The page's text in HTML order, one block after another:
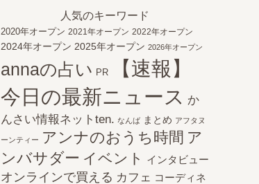
人気のキーワード
2020年オープン 2021年オープン 2022年オープン
2024年オープン 2025年オープン 2026年オープン
annaの占い PR
【速報】
今日の最新ニュース か
んさい情報ネットten. なんば まとめ アフタヌ
ーンティー アンナのおうち時間 ア
ンバサダー イベント インタビュー
オンラインで買える カフェ コーディネ